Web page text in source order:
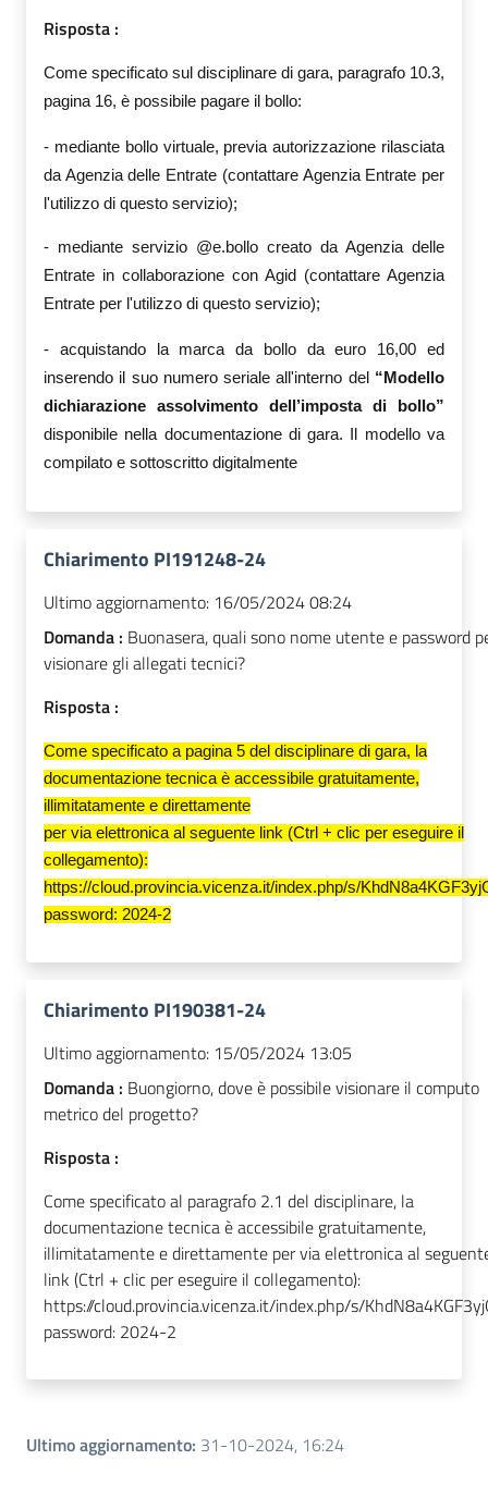
Risposta :
Come specificato sul disciplinare di gara, paragrafo 10.3,
pagina 16, è possibile pagare il bollo:
- mediante bollo virtuale, previa autorizzazione rilasciata
da Agenzia delle Entrate (contattare Agenzia Entrate per
l'utilizzo di questo servizio);
- mediante servizio @e.bollo creato da Agenzia delle
Entrate in collaborazione con Agid (contattare Agenzia
Entrate per l'utilizzo di questo servizio);
- acquistando la marca da bollo da euro 16,00 ed
inserendo il suo numero seriale all'interno del “ Modello
dichiarazione assolvimento dell’imposta di bollo”
disponibile nella documentazione di gara.
modello va
compilato e sottoscritto digitalmente
Chiarimento PI191248-24
Ultimo aggiornamento: 16/05/2024 08:24
Domanda : Buonasera, quali sono nome utente e password
visionare gli allegati tecnici?
Risposta :
Come specificato a pagina 5 del disciplinare di gara, la
documentazione tecnica è accessibile gratuitamente,
illimitatamente e direttamente
per via elettronica al seguente link (Ctrl + clic per eseguire il
collegamento):
https://cloud.provincia.vicenza.it/index.php/s/
password: 2024-2
Chiarimento PI190381-24
Ultimo aggiornamento: 15/05/2024 13:05
Domanda : Buongiorno, dove è possibile visionare il computo
metrico del progetto?
Risposta :
Come specificato al paragrafo 2.1 del disciplinare, la
documentazione tecnica è accessibile gratuitamente,
illimitatamente e direttamente per via elettronica al
link (Ctrl + clic per eseguire il collegamento):
https://cloud.provincia.vicenza.it/index.php/s/
password: 2024-2
Ultimo aggiornamento: 31-10-2024, 16:24